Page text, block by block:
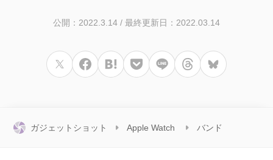
公開：2022.3.14 / 最終更新日：2022.03.14
ガジェットショット Apple Watch バンド